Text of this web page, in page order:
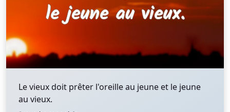
Le vieux doit prêter l'oreille au jeune et le jeune
au vieux.